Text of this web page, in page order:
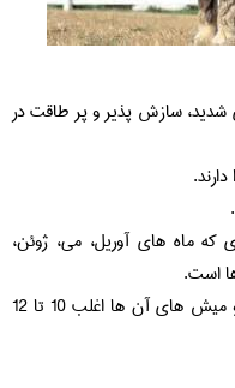
شدید، سازش پذیر و پر طاقت در
که ماه های آوریل، می، ژوئن،
است.
این گوسفندان عمر طولانی دارند و میش های آن ها اغلب 10 تا 12